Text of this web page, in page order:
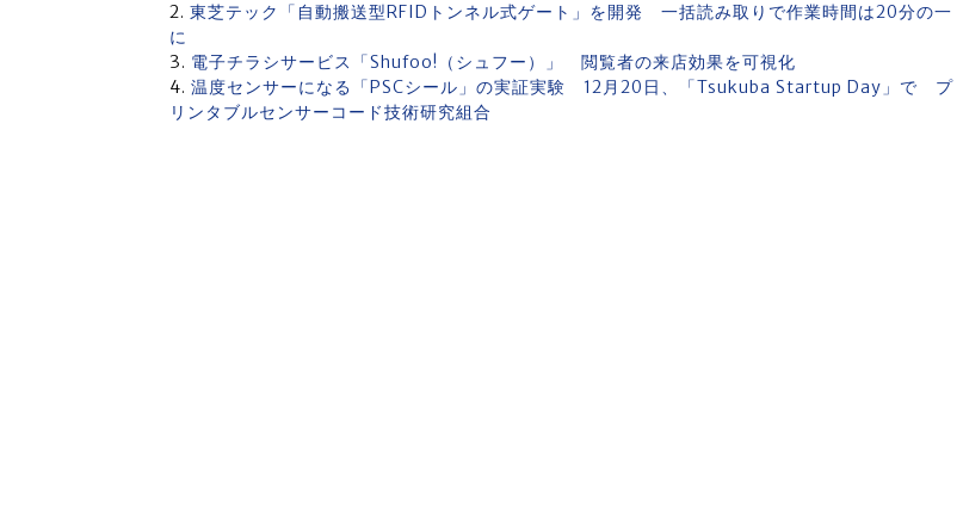
東芝テック「自動搬送型RFIDトンネル式ゲート」を開発 一括読み取りで作業時間は20分の一
に
電子チラシサービス「Shufoo!（シュフー）」 閲覧者の来店効果を可視化
温度センサーになる「PSCシール」の実証実験 12月20日、「Tsukuba Startup Day」で プ
リンタブルセンサーコード技術研究組合